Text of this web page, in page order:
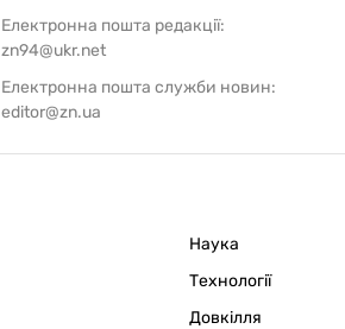
Електронна пошта редакції:
zn94@ukr.net
Електронна пошта служби новин:
editor@zn.ua
Наука
Технології
Довкілля